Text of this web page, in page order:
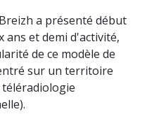
a présenté début
ans et demi d'activité,
de ce modèle de
sur un territoire